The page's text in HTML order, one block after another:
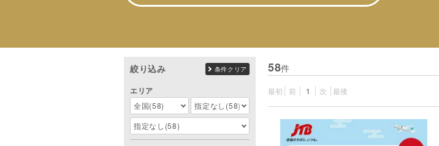
58件
最初 前 1 次 最後
絞り込み 条件クリア
エリア
全国(58) 指定なし (58)
指定なし (58)